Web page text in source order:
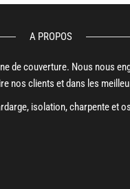
A PROPOS
de couverture. Nous nous
nos clients et dans les
isolation, charpente et